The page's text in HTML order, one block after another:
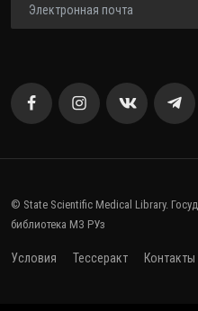
© State Scientific Medical Library.
библиотека МЗ РУз
Условия Тессеракт Контакты